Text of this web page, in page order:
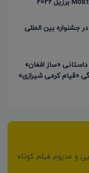
جشنواره بین المللی
«ساز افغان»
«قیام کرمی شیرازی»
و مدیوم فیلم کوتاه